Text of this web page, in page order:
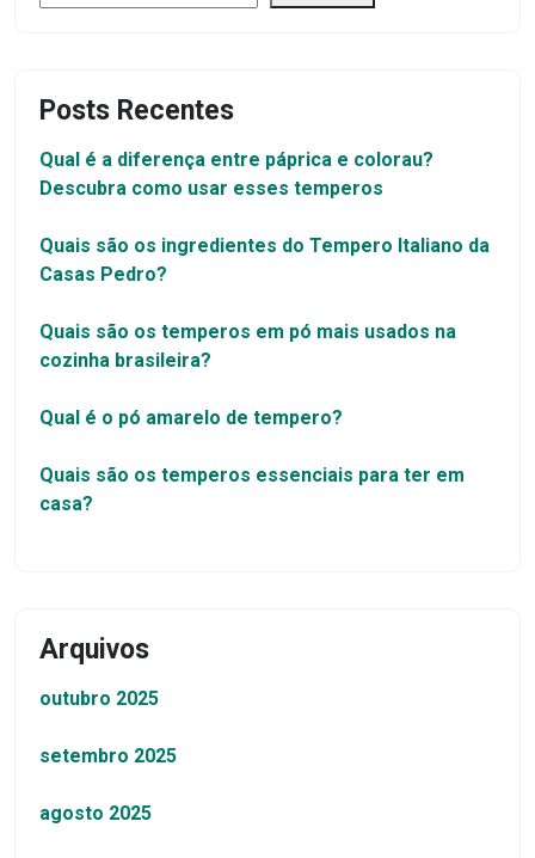
Posts Recentes
Qual é a diferença entre páprica e colorau?
Descubra como usar esses temperos
Quais são os ingredientes do Tempero Italiano da
Casas Pedro?
Quais são os temperos em pó mais usados na
cozinha brasileira?
Qual é o pó amarelo de tempero?
Quais são os temperos essenciais para ter em
casa?
Arquivos
outubro 2025
setembro 2025
agosto 2025